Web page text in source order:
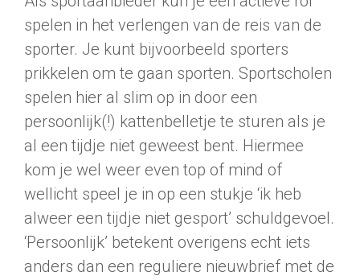
spelen in het verlengen van de reis van de
sporter. Je kunt bijvoorbeeld sporters
prikkelen om te gaan sporten. Sportscholen
spelen hier al slim op in door een
persoonlijk(!) kattenbelletje te sturen als je
al een tijdje niet geweest bent. Hiermee
kom je wel weer even top of mind of
wellicht speel je in op een stukje ‘ik heb
alweer een tijdje niet gesport’ schuldgevoel.
‘Persoonlijk’ betekent overigens echt iets
anders dan een reguliere nieuwbrief met de